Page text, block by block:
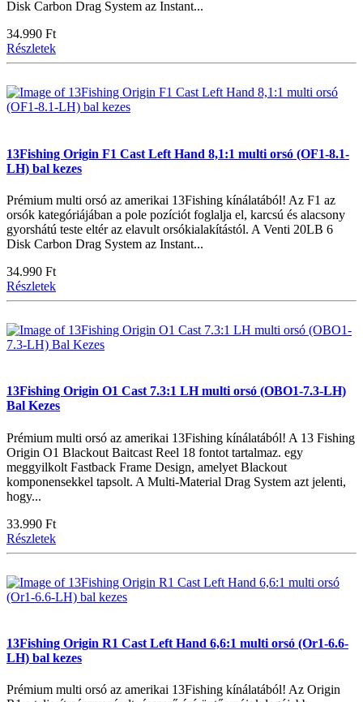
Disk Carbon Drag System az Instant...
34.990 Ft
Részletek
13Fishing Origin F1 Cast Left Hand 8,1:1 multi orsó (OF1-8.1-
LH) bal kezes
Prémium multi orsó az amerikai 13Fishing kínálatából! Az F1 az
orsók kategóriájában a pole pozíciót foglalja el, karcsú és alacsony
gyorshátú teste eltér az elavult orsókialakítástól. A Venti 20LB 6
Disk Carbon Drag System az Instant...
34.990 Ft
Részletek
13Fishing Origin O1 Cast 7.3:1 LH multi orsó (OBO1-7.3-LH)
Bal Kezes
Prémium multi orsó az amerikai 13Fishing kínálatából! A 13 Fishing
Origin O1 Blackout Baitcast Reel 18 fontot tartalmaz. egy
meggyilkolt Fastback Frame Design, amelyet Blackout
komponensekkel tapsolt. A Multi-Material Drag System azt jelenti,
hogy...
33.990 Ft
Részletek
13Fishing Origin R1 Cast Left Hand 6,6:1 multi orsó (Or1-6.6-
LH) bal kezes
Prémium multi orsó az amerikai 13Fishing kínálatából! Az Origin